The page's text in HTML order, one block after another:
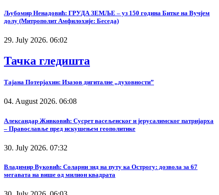
Љубомир Ненадовић: ГРУДА ЗЕМЉЕ – уз 150 година Битке на Вучјем
долу (Митрополит Амфилохије: Беседа)
29. July 2026. 06:02
Тачка гледишта
Тајана Потерјахин: Изазов дигиталне „духовности”
04. August 2026. 06:08
Александар Живковић: Сусрет васељенског и јерусалимског патријарха
– Православље пред искушењем геополитике
30. July 2026. 07:32
Владимир Вуковић: Соларни зид на путу ка Острогу: дозвола за 67
мегавата на више од милион квадрата